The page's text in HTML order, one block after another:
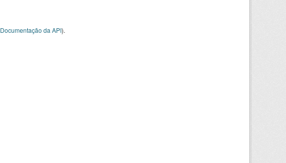
Documentação da API).